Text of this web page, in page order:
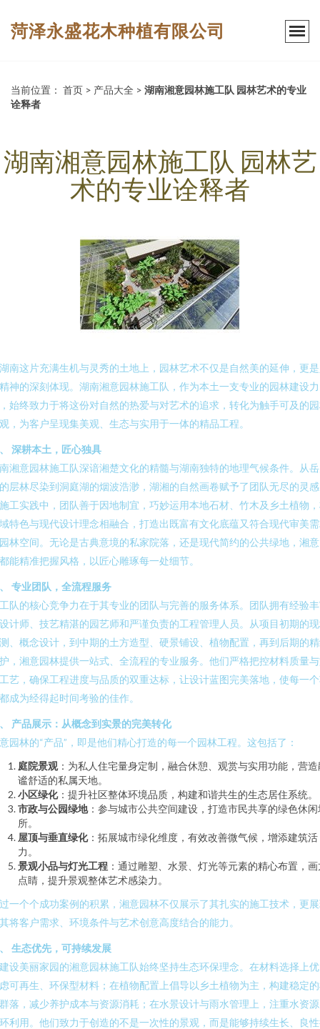
菏泽永盛花木种植有限公司
当前位置： 首页 > 产品大全 > 湖南湘意园林施工队 园林艺术的专业
诠释者
湖南湘意园林施工队 园林艺
术的专业诠释者
南这片充满生机与灵秀的土地上，园林艺术不仅是自然美的延伸，更
神的深刻体现。湖南湘意园林施工队，作为本土一支专业的园林建设力
始终致力于将这份对自然的热爱与对艺术的追求，转化为触手可及的
，为客户呈现集美观、生态与实用于一体的精品工程。
深耕本土，匠心独具
湘意园林施工队深谙湘楚文化的精髓与湖南独特的地理气候条件。从
层林尽染到洞庭湖的烟波浩渺，湖湘的自然画卷赋予了团队无尽的灵
工实践中，团队善于因地制宜，巧妙运用本地石材、竹木及乡土植物
特色与现代设计理念相融合，打造出既富有文化底蕴又符合现代审美
林空间。无论是古典意境的私家院落，还是现代简约的公共绿地，湘
能精准把握风格，以匠心雕琢每一处细节。
专业团队，全流程服务
队的核心竞争力在于其专业的团队与完善的服务体系。团队拥有经验
计师、技艺精湛的园艺师和严谨负责的工程管理人员。从项目初期的
、概念设计，到中期的土方造型、硬景铺设、植物配置，再到后期的
，湘意园林提供一站式、全流程的专业服务。他们严格把控材料质量
艺，确保工程进度与品质的双重达标，让设计蓝图完美落地，使每一
成为经得起时间考验的佳作。
产品展示：从概念到实景的完美转化
园林的“产品”，即是他们精心打造的每一个园林工程。这包括了：
庭院景观：为私人住宅量身定制，融合休憩、观赏与实用功能，营造
谧舒适的私属天地。
小区绿化：提升社区整体环境品质，构建和谐共生的生态居住系统。
市政与公园绿地：参与城市公共空间建设，打造市民共享的绿色休闲
所。
屋顶与垂直绿化：拓展城市绿化维度，有效改善微气候，增添建筑活
力。
景观小品与灯光工程 ：通过雕塑、水景、灯光等元素的精心布置，
点睛，提升景观整体艺术感染力。
一个个成功案例的积累，湘意园林不仅展示了其扎实的施工技术，更
将客户需求、环境条件与艺术创意高度结合的能力。
生态优先，可持续发展
设美丽家园的湘意园林施工队始终坚持生态环保理念。在材料选择上
可再生、环保型材料；在植物配置上倡导以乡土植物为主，构建稳定
落，减少养护成本与资源消耗；在水景设计与雨水管理上，注重水资
利用。他们致力于创造的不是一次性的景观，而是能够持续生长、良